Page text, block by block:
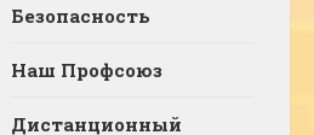
Безопасность
Наш Профсоюз
Дистанционный